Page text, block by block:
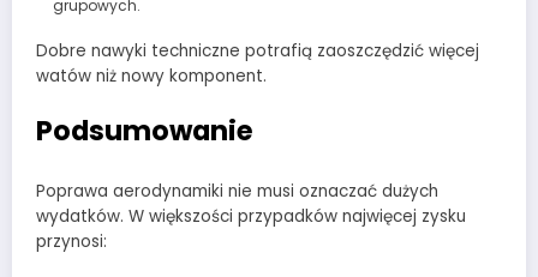
grupowych.
Dobre nawyki techniczne potrafią zaoszczędzić więcej
watów niż nowy komponent.
Podsumowanie
Poprawa aerodynamiki nie musi oznaczać dużych
wydatków. W większości przypadków najwięcej zysku
przynosi: